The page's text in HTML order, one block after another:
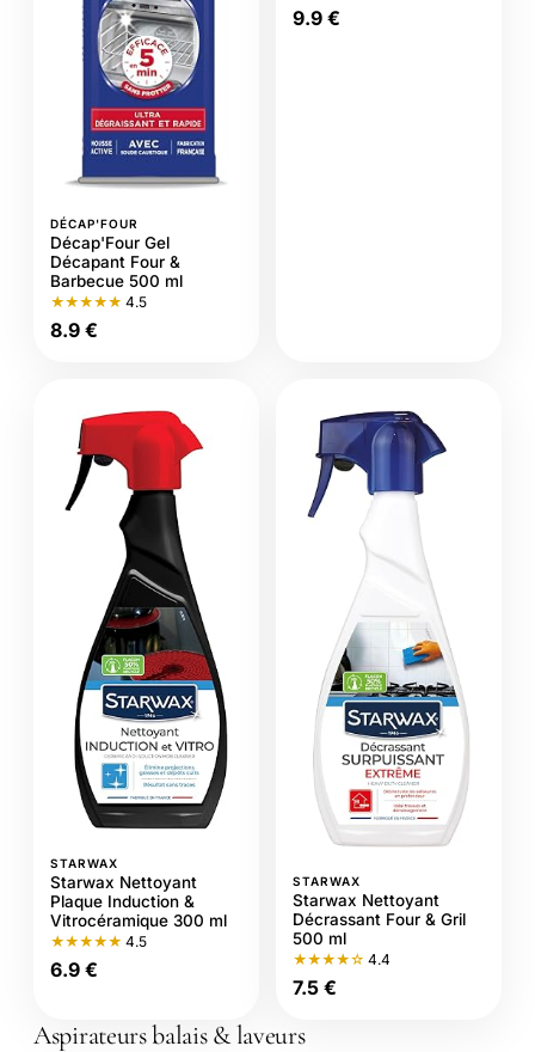
DÉCAP'FOUR
Décap'Four Gel
Décapant Four &
Barbecue 500 ml
★★★★★ 4.5
8.9 €
9.9 €
STARWAX
Starwax Nettoyant
Plaque Induction &
Vitrocéramique 300 ml
★★★★★ 4.5
6.9 €
STARWAX
Starwax Nettoyant
Décrassant Four & Gril
500 ml
★★★★☆ 4.4
7.5 €
Aspirateurs balais & laveurs